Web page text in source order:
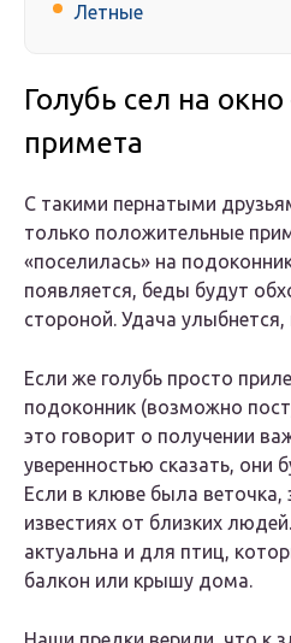
Летные
Голубь сел на
примета
С такими пернатыми
только положительные
«поселилась» на
появляется, беды будут
стороной. Удача
Если же голубь просто
подоконник (возможно
это говорит о получении
уверенностью сказать, они
Если в клюве была
известиях от близких
актуальна и для птиц,
балкон или крышу дома.